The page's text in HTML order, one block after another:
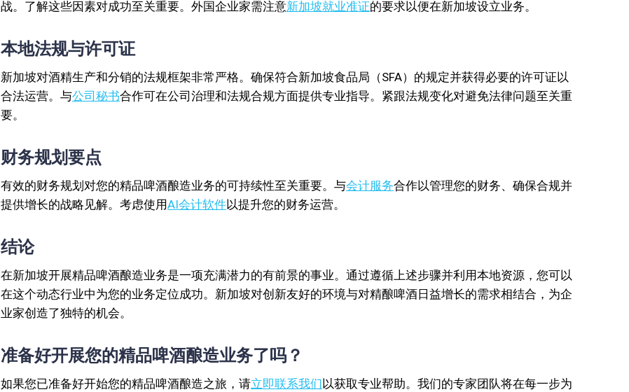
战。了解这些因素对成功至关重要。外国企业家需注意新加坡就业准证的要求以便在新加坡设立业务。
本地法规与许可证
新加坡对酒精生产和分销的法规框架非常严格。确保符合新加坡食品局（SFA）的规定并获得必要的许可证以
合法运营。与公司秘书合作可在公司治理和法规合规方面提供专业指导。紧跟法规变化对避免法律问题至关重
要。
财务规划要点
有效的财务规划对您的精品啤酒酿造业务的可持续性至关重要。与会计服务合作以管理您的财务、确保合规并
提供增长的战略见解。考虑使用AI会计软件以提升您的财务运营。
结论
在新加坡开展精品啤酒酿造业务是一项充满潜力的有前景的事业。通过遵循上述步骤并利用本地资源，您可以
在这个动态行业中为您的业务定位成功。新加坡对创新友好的环境与对精酿啤酒日益增长的需求相结合，为企
业家创造了独特的机会。
准备好开展您的精品啤酒酿造业务了吗？
如果您已准备好开始您的精品啤酒酿造之旅，请立即联系我们以获取专业帮助。我们的专家团队将在每一步为